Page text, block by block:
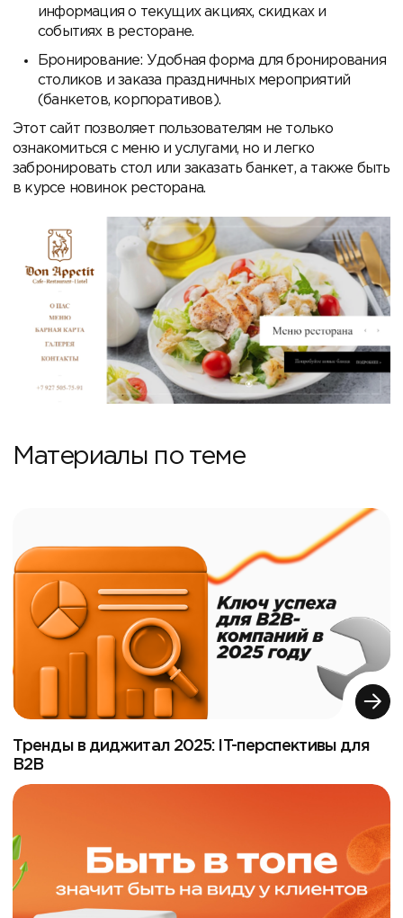
информация о текущих акциях, скидках и
событиях в ресторане.
Бронирование: Удобная форма для бронирования
столиков и заказа праздничных мероприятий
(банкетов, корпоративов).
Этот сайт позволяет пользователям не только
ознакомиться с меню и услугами, но и легко
забронировать стол или заказать банкет, а также быть
в курсе новинок ресторана.
Материалы по теме
Тренды в диджитал 2025: IT-перспективы для
B2B